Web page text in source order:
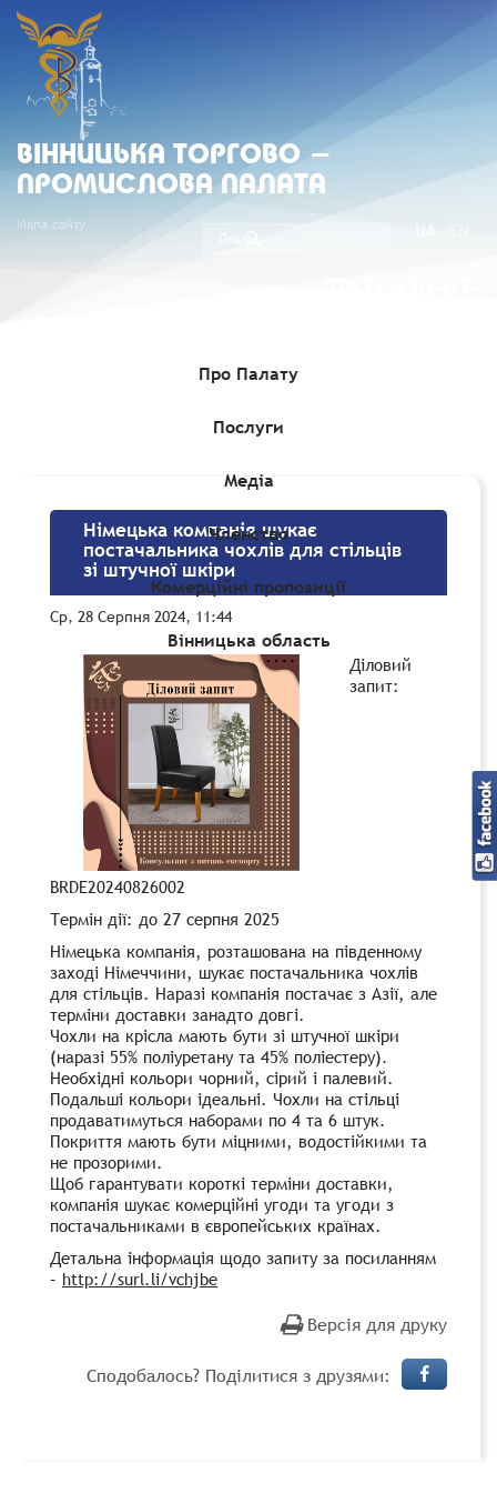
ВIННИЦЬКА ТОРГОВО -
ПРОМИСЛОВА ПАЛАТА
Мапа сайту
Про Палату
Послуги
Медіа
Членство
Комерційні пропозиції
Вінницька область
Комерційні пропозиції»Німецька компанія шукає
Німецька компанія шукає
постачальника чохлів для стільців
зі штучної шкіри
Ср, 28 Серпня 2024, 11:44
Діловий
запит:
BRDE20240826002
Термін дії: до 27 серпня 2025
Німецька компанія, розташована на південному
заході Німеччини, шукає постачальника чохлів
для стільців. Наразі компанія постачає з Азії, але
терміни доставки занадто довгі.
Чохли на крісла мають бути зі штучної шкіри
(наразі 55% поліуретану та 45% поліестеру).
Необхідні кольори чорний, сірий і палевий.
Подальші кольори ідеальні. Чохли на стільці
продаватимуться наборами по 4 та 6 штук.
Покриття мають бути міцними, водостійкими та
не прозорими.
Щоб гарантувати короткі терміни доставки,
компанія шукає комерційні угоди та угоди з
постачальниками в європейських країнах.
Детальна інформація щодо запиту за посиланням
– http://surl.li/vchjbe
Версія для друку
Сподобалось? Поділитися з друзями: